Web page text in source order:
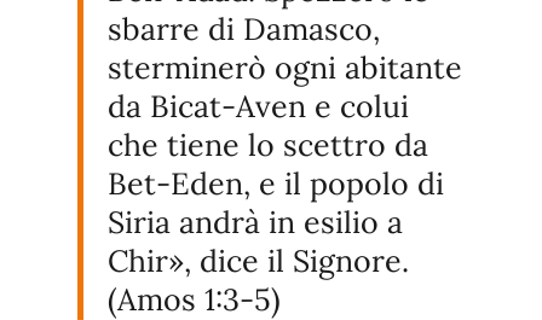
sbarre di Damasco,
sterminerò ogni abitante
da Bicat-Aven e colui
che tiene lo scettro da
Bet-Eden, e il popolo di
Siria andrà in esilio a
Chir», dice il Signore.
(Amos 1:3-5)